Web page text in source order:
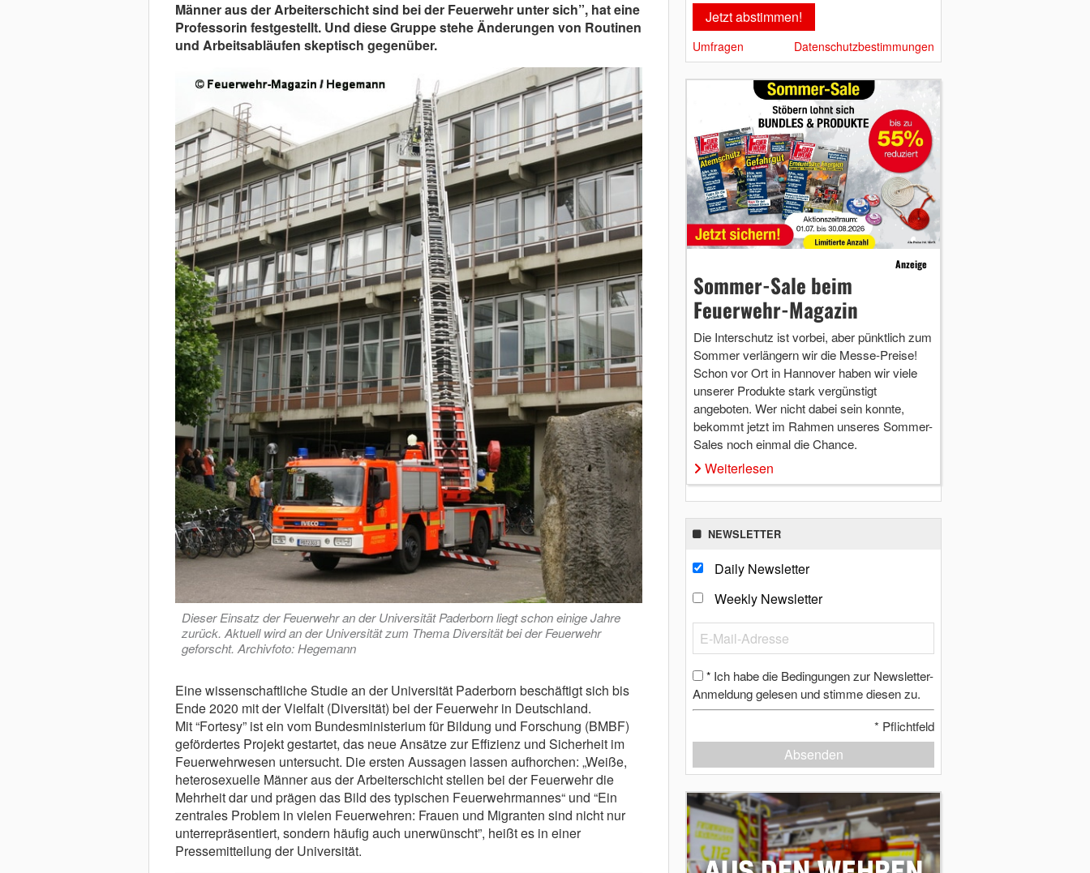
Männer aus der Arbeiterschicht sind bei der Feuerwehr unter sich”, hat eine
Professorin festgestellt. Und diese Gruppe stehe Änderungen von Routinen
und Arbeitsabläufen skeptisch gegenüber.
Dieser Einsatz der Feuerwehr an der Universität Paderborn liegt schon einige Jahre
zurück. Aktuell wird an der Universität zum Thema Diversität bei der Feuerwehr
geforscht. Archivfoto: Hegemann
Eine wissenschaftliche Studie an der Universität Paderborn beschäftigt sich bis
Ende 2020 mit der Vielfalt (Diversität) bei der Feuerwehr in Deutschland.
Mit “Fortesy” ist ein vom Bundesministerium für Bildung und Forschung (BMBF)
gefördertes Projekt gestartet, das neue Ansätze zur Effizienz und Sicherheit im
Feuerwehrwesen untersucht. Die ersten Aussagen lassen aufhorchen: „Weiße,
heterosexuelle Männer aus der Arbeiterschicht stellen bei der Feuerwehr die
Mehrheit dar und prägen das Bild des typischen Feuerwehrmannes“ und “Ein
zentrales Problem in vielen Feuerwehren: Frauen und Migranten sind nicht nur
unterrepräsentiert, sondern häufig auch unerwünscht”, heißt es in einer
Pressemitteilung der Universität.
Umfragen Datenschutzbestimmungen
Anzeige
Sommer-Sale beim
Feuerwehr-Magazin
Die Interschutz ist vorbei, aber pünktlich zum
Sommer verlängern wir die Messe-Preise!
Schon vor Ort in Hannover haben wir viele
unserer Produkte stark vergünstigt
angeboten. Wer nicht dabei sein konnte,
bekommt jetzt im Rahmen unseres Sommer-
Sales noch einmal die Chance.
Weiterlesen
NEWSLETTER
Daily Newsletter
Weekly Newsletter
* Ich habe die Bedingungen zur Newsletter-
Anmeldung gelesen und stimme diesen zu.
* Pflichtfeld
Absenden